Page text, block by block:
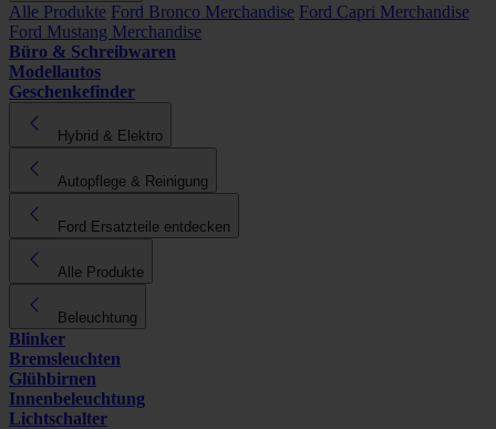
Alle Produkte Ford Bronco Merchandise Ford Capri Merchandise
Ford Mustang Merchandise
Büro & Schreibwaren
Modellautos
Geschenkefinder
Hybrid & Elektro
Autopflege & Reinigung
Ford Ersatzteile entdecken
Alle Produkte
Beleuchtung
Blinker
Bremsleuchten
Glühbirnen
Innenbeleuchtung
Lichtschalter